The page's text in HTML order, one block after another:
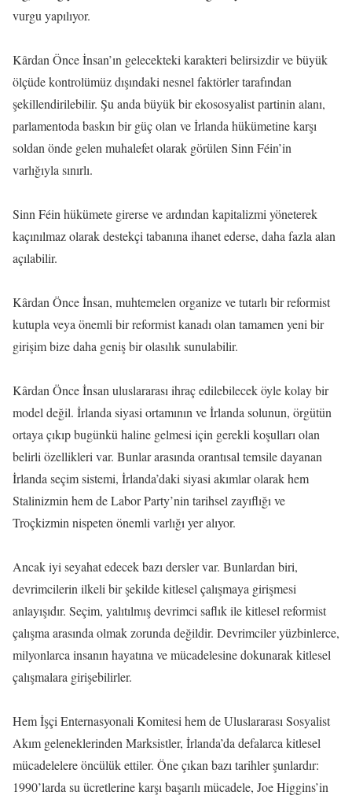
vurgu yapılıyor.
Kârdan Önce İnsan’ın gelecekteki karakteri belirsizdir ve büyük
ölçüde kontrolümüz dışındaki nesnel faktörler tarafından
şekillendirilebilir. Şu anda büyük bir ekososyalist partinin alanı,
parlamentoda baskın bir güç olan ve İrlanda hükümetine karşı
soldan önde gelen muhalefet olarak görülen Sinn Féin’in
varlığıyla sınırlı.
Sinn Féin hükümete girerse ve ardından kapitalizmi yöneterek
kaçınılmaz olarak destekçi tabanına ihanet ederse, daha fazla alan
açılabilir.
Kârdan Önce İnsan, muhtemelen organize ve tutarlı bir reformist
kutupla veya önemli bir reformist kanadı olan tamamen yeni bir
girişim bize daha geniş bir olasılık sunulabilir.
Kârdan Önce İnsan uluslararası ihraç edilebilecek öyle kolay bir
model değil. İrlanda siyasi ortamının ve İrlanda solunun, örgütün
ortaya çıkıp bugünkü haline gelmesi için gerekli koşulları olan
belirli özellikleri var. Bunlar arasında orantısal temsile dayanan
İrlanda seçim sistemi, İrlanda’daki siyasi akımlar olarak hem
Stalinizmin hem de Labor Party’nin tarihsel zayıflığı ve
Troçkizmin nispeten önemli varlığı yer alıyor.
Ancak iyi seyahat edecek bazı dersler var. Bunlardan biri,
devrimcilerin ilkeli bir şekilde kitlesel çalışmaya girişmesi
anlayışıdır. Seçim, yalıtılmış devrimci saflık ile kitlesel reformist
çalışma arasında olmak zorunda değildir. Devrimciler yüzbinlerce,
milyonlarca insanın hayatına ve mücadelesine dokunarak kitlesel
çalışmalara girişebilirler.
Hem İşçi Enternasyonali Komitesi hem de Uluslararası Sosyalist
Akım geleneklerinden Marksistler, İrlanda’da defalarca kitlesel
mücadelelere öncülük ettiler. Öne çıkan bazı tarihler şunlardır:
1990’larda su ücretlerine karşı başarılı mücadele, Joe Higgins’in